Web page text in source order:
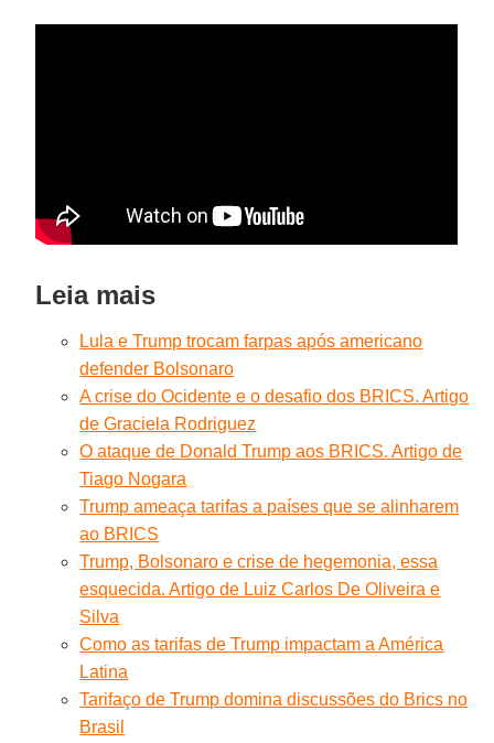
Leia mais
Lula e Trump trocam farpas após americano
defender Bolsonaro
A crise do Ocidente e o desafio dos BRICS. Artigo
de Graciela Rodriguez
O ataque de Donald Trump aos BRICS. Artigo de
Tiago Nogara
Trump ameaça tarifas a países que se alinharem
ao BRICS
Trump, Bolsonaro e crise de hegemonia, essa
esquecida. Artigo de Luiz Carlos De Oliveira e
Silva
Como as tarifas de Trump impactam a América
Latina
Tarifaço de Trump domina discussões do Brics no
Brasil